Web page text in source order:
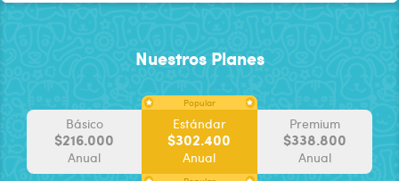
Nuestros Planes
Básico
$216.000
Anual
Popular
Estándar
$302.400
Anual
Premium
$338.800
Anual